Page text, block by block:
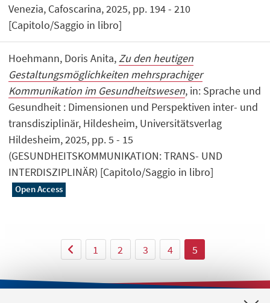
Venezia, Cafoscarina, 2025, pp. 194 - 210
[Capitolo/Saggio in libro]
Hoehmann, Doris Anita, Zu den heutigen
Gestaltungsmöglichkeiten mehrsprachiger
Kommunikation im Gesundheitswesen, in: Sprache und
Gesundheit : Dimensionen und Perspektiven inter- und
transdisziplinär, Hildesheim, Universitätsverlag
Hildesheim, 2025, pp. 5 - 15
(GESUNDHEITSKOMMUNIKATION: TRANS- UND
INTERDISZIPLINÄR) [Capitolo/Saggio in libro]
Open Access
1 2 3 4 5